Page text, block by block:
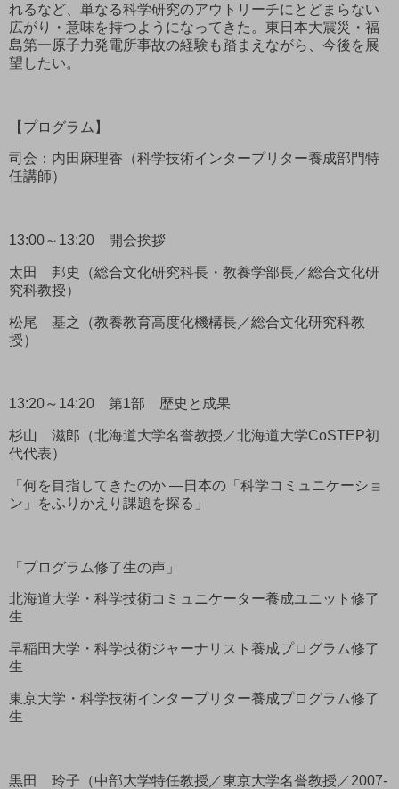
れるなど、単なる科学研究のアウトリーチにとどまらない
広がり・意味を持つようになってきた。東日本大震災・福
島第一原子力発電所事故の経験も踏まえながら、今後を展
望したい。
【プログラム】
司会：内田麻理香（科学技術インタープリター養成部門特
任講師）
13:00～13:20 開会挨拶
太田 邦史（総合文化研究科長・教養学部長／総合文化研
究科教授）
松尾 基之（教養教育高度化機構長／総合文化研究科教
授）
13:20～14:20 第1部 歴史と成果
杉山 滋郎（北海道大学名誉教授／北海道大学CoSTEP初
代代表）
「何を目指してきたのか ―日本の「科学コミュニケーショ
ン」をふりかえり課題を探る」
「プログラム修了生の声」
北海道大学・科学技術コミュニケーター養成ユニット修了
生
早稲田大学・科学技術ジャーナリスト養成プログラム修了
生
東京大学・科学技術インタープリター養成プログラム修了
生
黒田 玲子（中部大学特任教授／東京大学名誉教授／2007-